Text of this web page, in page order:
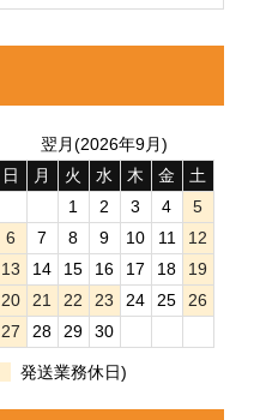
翌月(2026年9月)
日
月 火 水 木 金
土
1
2 3 4
5
6
7 8 9 10 11
12
13
14 15 16 17 18
19
20
21 22 23 24 25
26
27
28 29 30
発送業務休日)